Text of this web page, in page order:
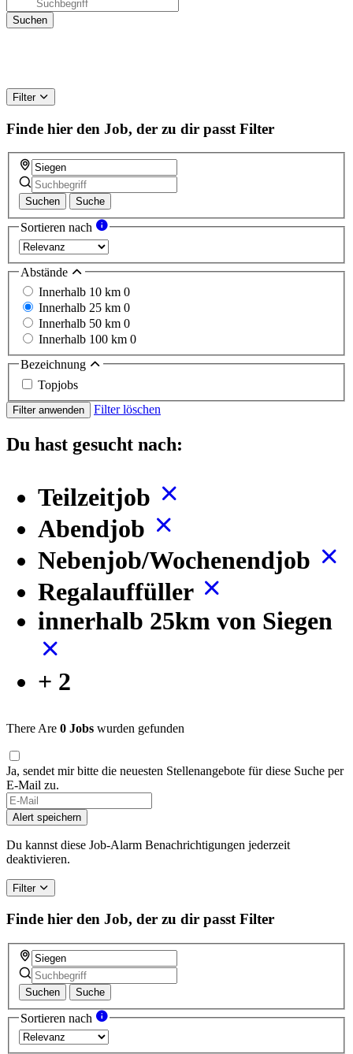
Filter
Finde hier den Job, der zu dir passt Filter
Suchen Suche
Sortieren nach
Abstände
Innerhalb 10 km 0
Innerhalb 25 km 0
Innerhalb 50 km 0
Innerhalb 100 km 0
Bezeichnung
Topjobs
Filter anwenden Filter löschen
Du hast gesucht nach:
Teilzeitjob
Abendjob
Nebenjob/Wochenendjob
Regalauffüller
innerhalb 25km von Siegen
+ 2
There Are 0 Jobs wurden gefunden
Ja, sendet mir bitte die neuesten Stellenangebote für diese Suche per
E-Mail zu.
Alert speichern
Du kannst diese Job-Alarm Benachrichtigungen jederzeit
deaktivieren.
Filter
Finde hier den Job, der zu dir passt Filter
Suchen Suche
Sortieren nach